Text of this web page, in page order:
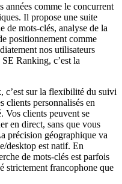
années comme le concurrent
Il propose une suite
de mots-clés, analyse de la
positionnement comme
nos utilisateurs
Ranking, c’est la
c’est sur la flexibilité du suivi
clients personnalisés en
Vos clients peuvent se
en direct, sans que vous
précision géographique va
desktop est natif. En
de mots-clés est parfois
strictement francophone que